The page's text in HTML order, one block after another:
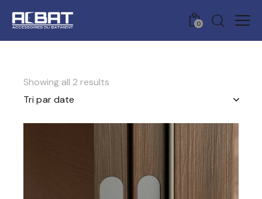
0
Showing all 2 results